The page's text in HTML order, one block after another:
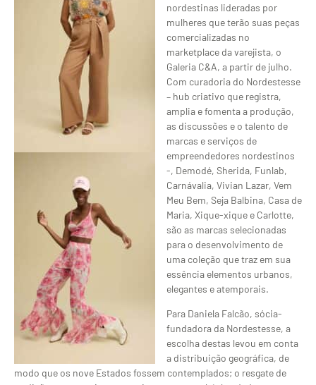
nordestinas lideradas por
mulheres que terão suas peças
comercializadas no
marketplace da varejista, o
Galeria C&A, a partir de julho.
Com curadoria do Nordestesse
– hub criativo que registra,
amplia e fomenta a produção,
as discussões e o talento de
marcas e serviços de
empreendedores nordestinos
-, Demodé, Sherida, Funlab,
Carnávalia, Vivian Lazar, Vem
Meu Bem, Seja Balbina, Casa de
Maria, Xique-xique e Carlotte,
são as marcas selecionadas
para o desenvolvimento de
uma coleção que traz em sua
essência elementos urbanos,
elegantes e atemporais.
Para Daniela Falcão, sócia-
fundadora da Nordestesse, a
escolha destas levou em conta
a distribuição geográfica, de
modo que os nove Estados fossem contemplados; o resgate de